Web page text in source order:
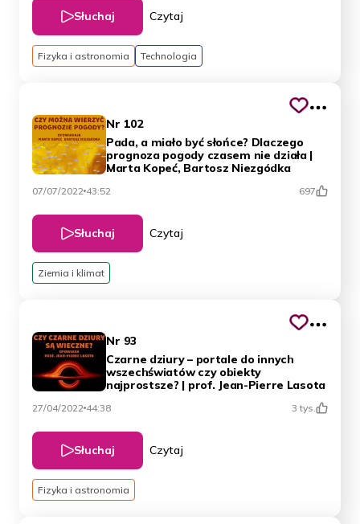
Słuchaj Czytaj
Fizyka i astronomia Technologia
Nr 102
Pada, a miało być słońce? Dlaczego
prognoza pogody czasem nie działa |
Marta Kopeć, Bartosz Niezgódka
07/07/2022 43:52 697
Słuchaj Czytaj
Ziemia i klimat
Nr 93
Czarne dziury – portale do innych
wszechświatów czy obiekty
najprostsze? | prof. Jean-Pierre Lasota
27/04/2022 44:38 3 tys.
Słuchaj Czytaj
Fizyka i astronomia